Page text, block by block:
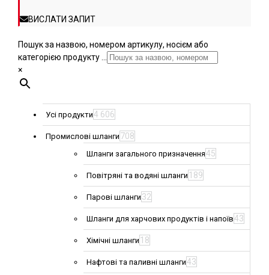
ВИСЛАТИ ЗАПИТ
Пошук за назвою, номером артикулу, носієм або
категорією продукту ...
×
Усі продукти4 606
Промислові шланги 708
Шланги загального призначення45
Повітряні та водяні шланги 189
Парові шланги 32
Шланги для харчових продуктів і напоїв43
Хімічні шланги 18
Нафтові та паливні шланги43